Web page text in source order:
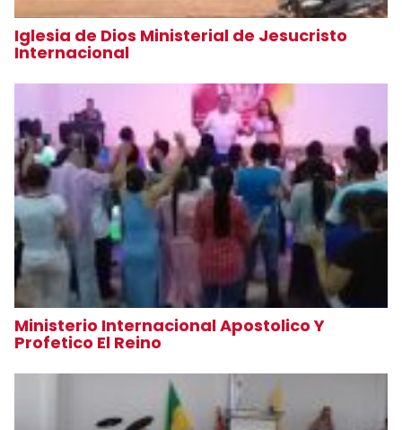
Iglesia de Dios Ministerial de Jesucristo
Internacional
Ministerio Internacional Apostolico Y
Profetico El Reino